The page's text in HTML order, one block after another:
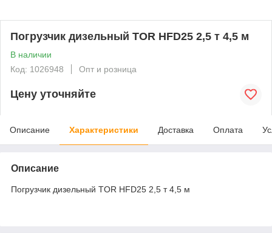
Погрузчик дизельный TOR HFD25 2,5 т 4,5 м
В наличии
Код: 1026948
Опт и розница
Цену уточняйте
Описание Характеристики Доставка Оплата
Описание
Погрузчик дизельный TOR HFD25 2,5 т 4,5 м